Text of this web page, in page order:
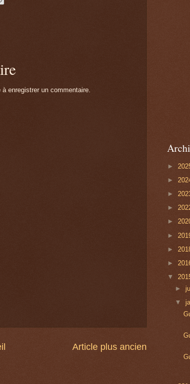
enregistrer un commentaire.
Article plus ancien
►
►
►
►
►
►
►
►
▼
►
▼